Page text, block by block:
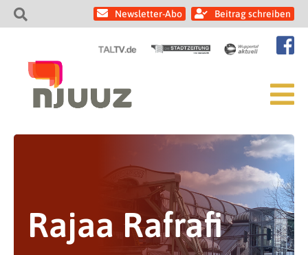
Newsletter-Abo Beitrag schreiben
Rajaa Rafrafi